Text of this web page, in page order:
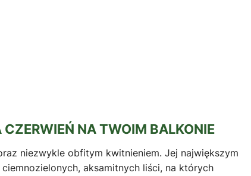
NA TWOIM BALKONIE
niezwykle obfitym kwitnieniem. Jej największym
aksamitnych liści, na których